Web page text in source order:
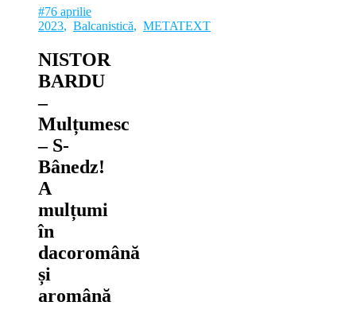
#76 aprilie
2023, Balcanistică, METATEXT
NISTOR
BARDU
‒
Mulțumesc
‒ S-
Bânedz!
A
mulțumi
în
dacoromână
și
aromână